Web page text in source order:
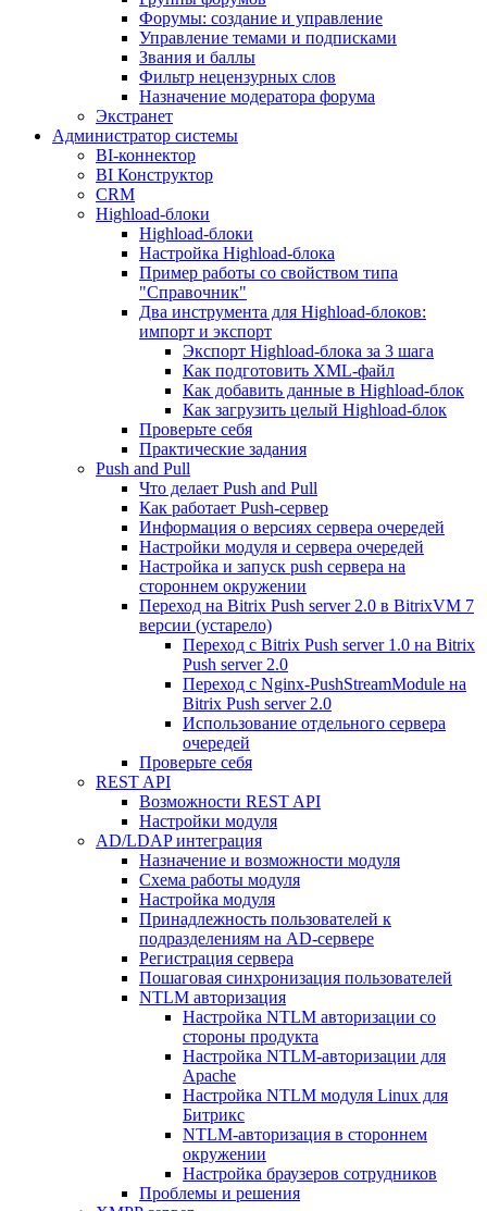
Форумы: создание и управление
Управление темами и подписками
Звания и баллы
Фильтр нецензурных слов
Назначение модератора форума
Экстранет
Администратор системы
BI-коннектор
BI Конструктор
CRM
Highload-блоки
Highload-блоки
Настройка Highload-блока
Пример работы со свойством типа
"Справочник"
Два инструмента для Highload-блоков:
импорт и экспорт
Экспорт Highload-блока за 3 шага
Как подготовить XML-файл
Как добавить данные в Highload-блок
Как загрузить целый Highload-блок
Проверьте себя
Практические задания
Push and Pull
Что делает Push and Pull
Как работает Push-сервер
Информация о версиях сервера очередей
Настройки модуля и сервера очередей
Настройка и запуск push сервера на
стороннем окружении
Переход на Bitrix Push server 2.0 в BitrixVM 7
версии (устарело)
Переход с Bitrix Push server 1.0 на Bitrix
Push server 2.0
Переход с Nginx-PushStreamModule на
Bitrix Push server 2.0
Использование отдельного сервера
очередей
Проверьте себя
REST API
Возможности REST API
Настройки модуля
AD/LDAP интеграция
Назначение и возможности модуля
Схема работы модуля
Настройка модуля
Принадлежность пользователей к
подразделениям на AD-сервере
Регистрация сервера
Пошаговая синхронизация пользователей
NTLM авторизация
Настройка NTLM авторизации со
стороны продукта
Настройка NTLM-авторизации для
Apache
Настройка NTLM модуля Linux для
Битрикс
NTLM-авторизация в стороннем
окружении
Настройка браузеров сотрудников
Проблемы и решения